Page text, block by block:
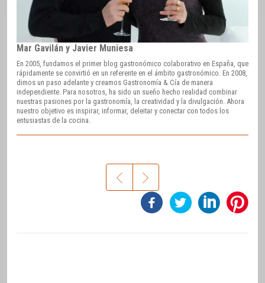
Mar Gavilán y Javier Muniesa
En 2005, fundamos el primer blog gastronómico colaborativo en España, que
rápidamente se convirtió en un referente en el ámbito gastronómico. En 2008,
dimos un paso adelante y creamos Gastronomía & Cía de manera
independiente. Para nosotros, ha sido un sueño hecho realidad combinar
nuestras pasiones por la gastronomía, la creatividad y la divulgación. Ahora
nuestro objetivo es inspirar, informar, deleitar y conectar con todos los
entusiastas de la cocina.